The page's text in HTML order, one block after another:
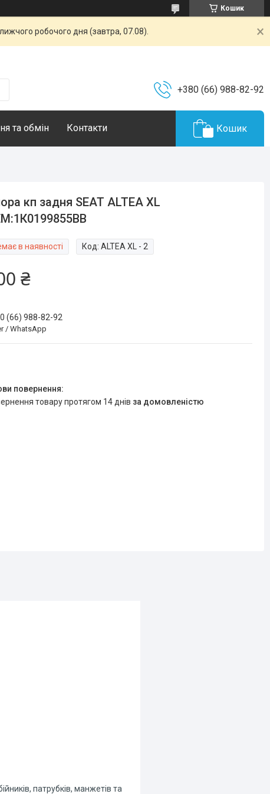
Кошик
робочого дня (завтра, 07.08).
+380 (66) 988-82-92
та обмін Контакти Кошик
кп задня SEAT ALTEA XL
в наявності Код:ALTEA XL - 2
₴
(66) 988-82-92
/ WhatsApp
товару протягом 14 днів за домовленістю
патрубків, манжетів та